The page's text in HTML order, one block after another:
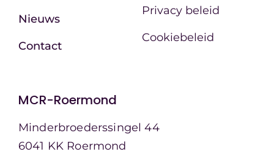
Nieuws
Contact
Privacy beleid
Cookiebeleid
MCR-Roermond
Minderbroederssingel 44
6041 KK Roermond